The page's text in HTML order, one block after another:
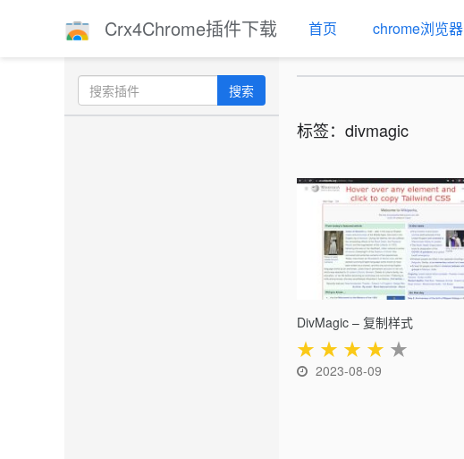
Crx4Chrome插件下载 首页 chrome浏览器
搜索
标签：divmagic
DivMagic – 复制样式
★ ★ ★ ★ ★
2023-08-09